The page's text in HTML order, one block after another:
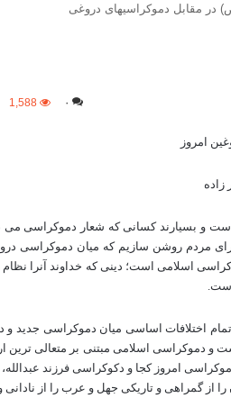
مقابل دموکراسیهای دروغی
۰ 1,588
امروز
زاده
و بسیارند کسانی که شعار دموکراسی می
برای مردم روشن سازیم که میان دموکراسی
اسلامی است؛ دینی که خداوند آنرا
اختلافات اساسی میان دموکراسی جدید
و دموکراسی اسلامی مبتنی بر متعالی ترین
امروز کجا و دکوکراسی فرزند
از گمراهی و تاریکی جهل و عرب را از